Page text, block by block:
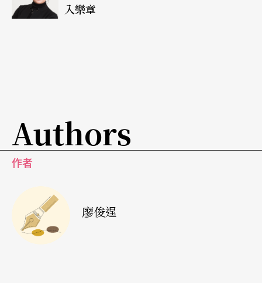
出，沒有NG的機會，擔心搞砸。最後考慮了一個小
黨》，唐從聖模仿過的人物除了阿扁之外，就屬李
敖特別出色，堪稱經典中的經典。唐從聖充分把握
「李熬」，在達到與形象百分之九十相似的基礎
上，揉進了大量娛樂元素，娛樂之外也能常常講出
一番道理來。唐從聖表示，常年主持《笑話冠軍》
入樂章
Authors
作者
廖俊逞